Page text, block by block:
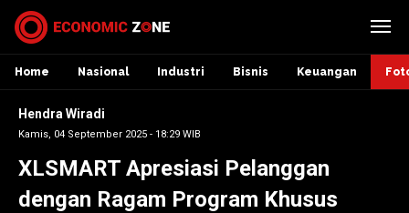
Home Nasional Industri Bisnis Keuangan
Hendra Wiradi
Kamis, 04 September 2025 - 18:29 WIB
XLSMART Apresiasi Pelanggan
dengan Ragam Program Khusus